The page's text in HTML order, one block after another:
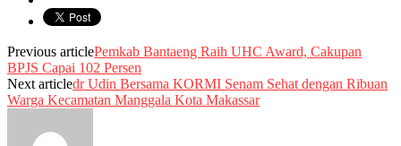
Previous articlePemkab Bantaeng Raih UHC Award, Cakupan
BPJS Capai 102 Persen
Next articledr Udin Bersama KORMI Senam Sehat dengan Ribuan
Warga Kecamatan Manggala Kota Makassar